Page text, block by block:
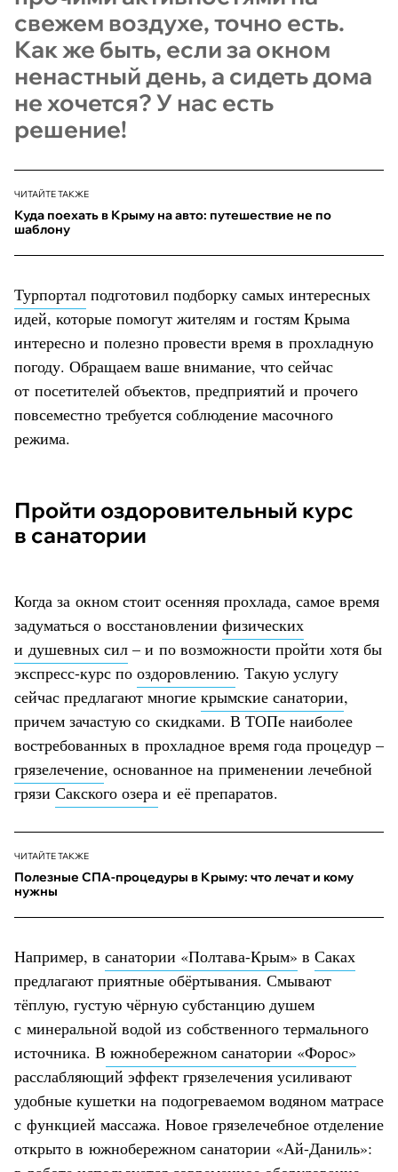
свежем воздухе, точно есть.
Как же быть, если за окном
ненастный день, а сидеть дома
не хочется? У нас есть
решение!
ЧИТАЙТЕ ТАКЖЕ
Куда поехать в Крыму на авто: путешествие не по
шаблону
Турпортал подготовил подборку самых интересных
идей, которые помогут жителям и гостям Крыма
интересно и полезно провести время в прохладную
погоду. Обращаем ваше внимание, что сейчас
от посетителей объектов, предприятий и прочего
повсеместно требуется соблюдение масочного
режима.
Пройти оздоровительный курс
в санатории
Когда за окном стоит осенняя прохлада, самое время
задуматься о восстановлении физических
и душевных сил – и по возможности пройти хотя бы
экспресс-курс по оздоровлению. Такую услугу
сейчас предлагают многие крымские санатории,
причем зачастую со скидками. В ТОПе наиболее
востребованных в прохладное время года процедур –
грязелечение, основанное на применении лечебной
грязи Сакского озера и её препаратов.
ЧИТАЙТЕ ТАКЖЕ
Полезные СПА-процедуры в Крыму: что лечат и кому
нужны
Например, в санатории «Полтава-Крым» в Саках
предлагают приятные обёртывания. Смывают
тёплую, густую чёрную субстанцию душем
с минеральной водой из собственного термального
источника. В южнобережном санатории «Форос»
расслабляющий эффект грязелечения усиливают
удобные кушетки на подогреваемом водяном матрасе
с функцией массажа. Новое грязелечебное отделение
открыто в южнобережном санатории «Ай-Даниль»: